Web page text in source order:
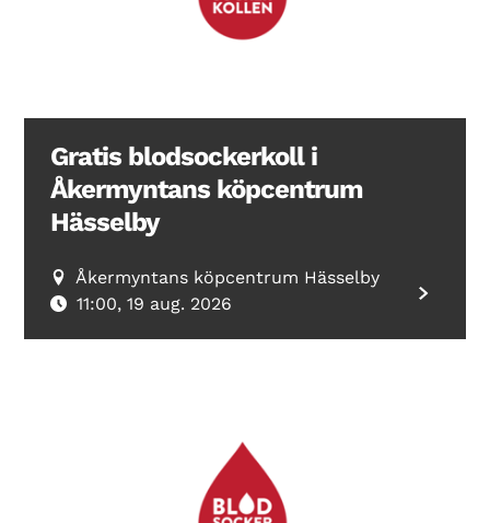
Gratis blodsockerkoll i
Åkermyntans köpcentrum
Hässelby
Åkermyntans köpcentrum Hässelby
11:00, 19 aug. 2026